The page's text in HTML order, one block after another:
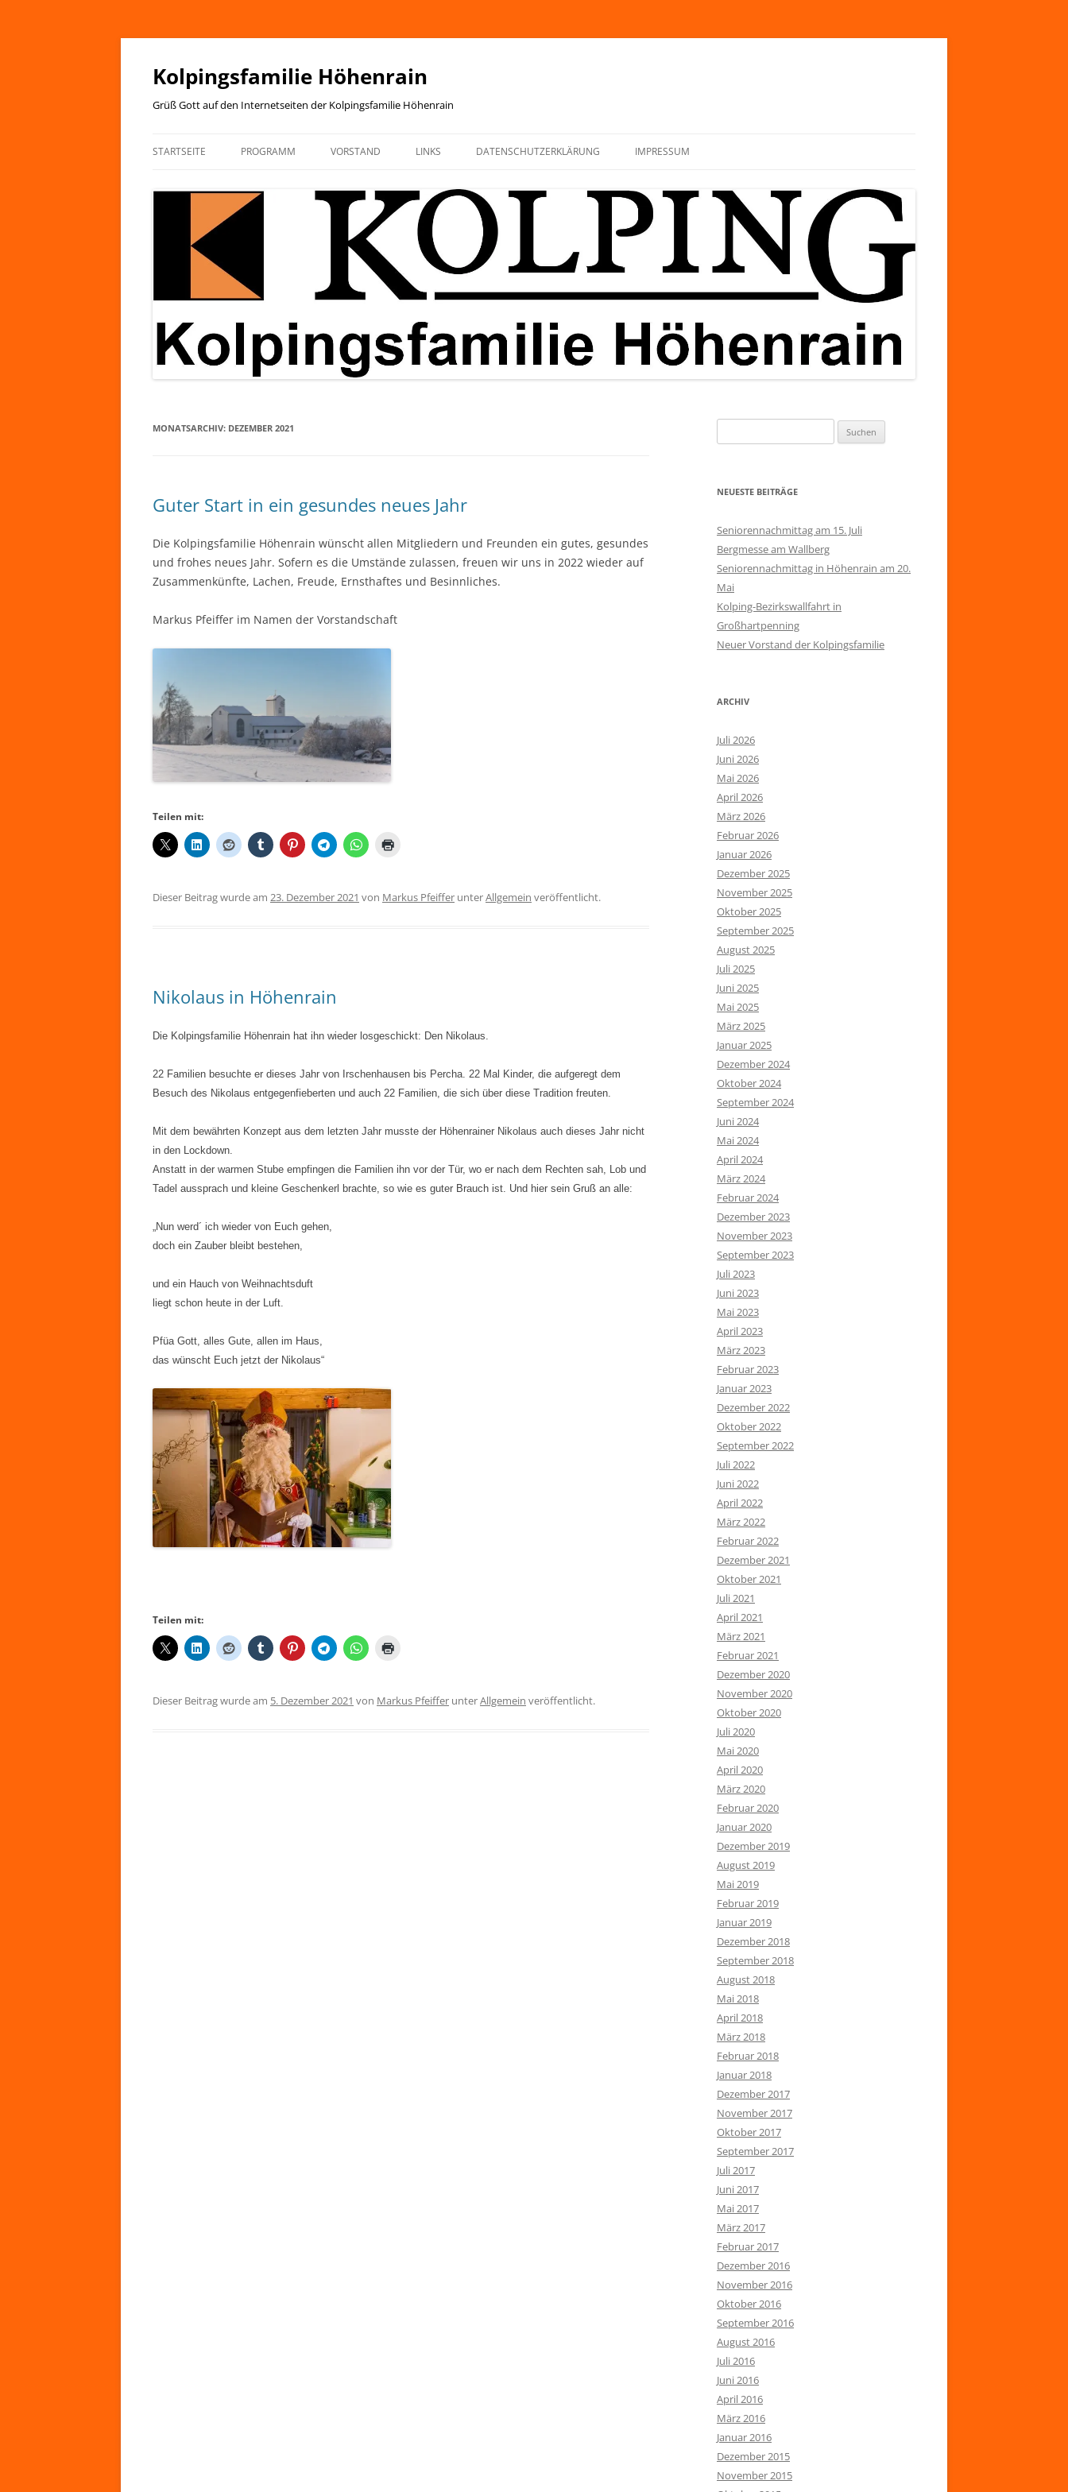
Zum
springen
Kolpingsfamilie Höhenrain
Grüß Gott auf den Internetseiten der Kolpingsfamilie Höhenrain
STARTSEITE PROGRAMM VORSTAND LINKS DATENSCHUTZERKLÄRUNG IMPRESSUM
MONATSARCHIV: DEZEMBER 2021
Guter Start in ein gesundes neues Jahr
Die Kolpingsfamilie Höhenrain wünscht allen Mitgliedern und Freunden ein gutes, gesundes
und frohes neues Jahr. Sofern es die Umstände zulassen, freuen wir uns in 2022 wieder auf
Zusammenkünfte, Lachen, Freude, Ernsthaftes und Besinnliches.
Markus Pfeiffer im Namen der Vorstandschaft
Teilen mit:
Dieser Beitrag wurde am 23. Dezember 2021 von Markus Pfeiffer unterAllgemein veröffentlicht.
Nikolaus in Höhenrain
Die Kolpingsfamilie Höhenrain hat ihn wieder losgeschickt: Den Nikolaus.
22 Familien besuchte er dieses Jahr von Irschenhausen bis Percha. 22 Mal Kinder, die aufgeregt dem
Besuch des Nikolaus entgegenfieberten und auch 22 Familien, die sich über diese Tradition freuten.
Mit dem bewährten Konzept aus dem letzten Jahr musste der Höhenrainer Nikolaus auch dieses Jahr nicht
in den Lockdown.
Anstatt in der warmen Stube empfingen die Familien ihn vor der Tür, wo er nach dem Rechten sah, Lob und
Tadel aussprach und kleine Geschenkerl brachte, so wie es guter Brauch ist. Und hier sein Gruß an alle:
„Nun werd´ ich wieder von Euch gehen,
doch ein Zauber bleibt bestehen,
und ein Hauch von Weihnachtsduft
liegt schon heute in der Luft.
Pfüa Gott, alles Gute, allen im Haus,
das wünscht Euch jetzt der Nikolaus“
Teilen mit:
Dieser Beitrag wurde am 5. Dezember 2021 von Markus Pfeiffer unterAllgemein veröffentlicht.
nach:
NEUESTE BEITRÄGE
Seniorennachmittag am 15. Juli
Bergmesse am Wallberg
Seniorennachmittag in Höhenrain am 20.
Mai
Kolping-Bezirkswallfahrt in
Großhartpenning
Neuer Vorstand der Kolpingsfamilie
ARCHIV
Juli 2026
Juni 2026
Mai 2026
April 2026
März 2026
Februar 2026
Januar 2026
Dezember 2025
November 2025
Oktober 2025
September 2025
August 2025
Juli 2025
Juni 2025
Mai 2025
März 2025
Januar 2025
Dezember 2024
Oktober 2024
September 2024
Juni 2024
Mai 2024
April 2024
März 2024
Februar 2024
Dezember 2023
November 2023
September 2023
Juli 2023
Juni 2023
Mai 2023
April 2023
März 2023
Februar 2023
Januar 2023
Dezember 2022
Oktober 2022
September 2022
Juli 2022
Juni 2022
April 2022
März 2022
Februar 2022
Dezember 2021
Oktober 2021
Juli 2021
April 2021
März 2021
Februar 2021
Dezember 2020
November 2020
Oktober 2020
Juli 2020
Mai 2020
April 2020
März 2020
Februar 2020
Januar 2020
Dezember 2019
August 2019
Mai 2019
Februar 2019
Januar 2019
Dezember 2018
September 2018
August 2018
Mai 2018
April 2018
März 2018
Februar 2018
Januar 2018
Dezember 2017
November 2017
Oktober 2017
September 2017
Juli 2017
Juni 2017
Mai 2017
März 2017
Februar 2017
Dezember 2016
November 2016
Oktober 2016
September 2016
August 2016
Juli 2016
Juni 2016
April 2016
März 2016
Januar 2016
Dezember 2015
November 2015